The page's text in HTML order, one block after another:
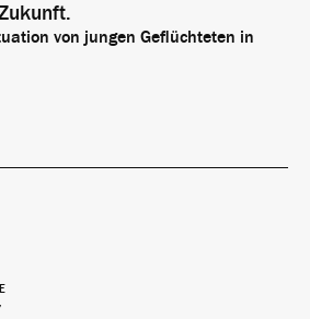
von jungen Geflüchteten in